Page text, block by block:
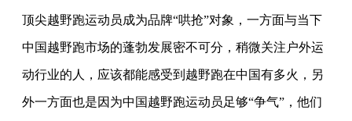
顶尖越野跑运动员成为品牌“哄抢”对象，一方面与当下
中国越野跑市场的蓬勃发展密不可分，稍微关注户外运
动行业的人，应该都能感受到越野跑在中国有多火，另
外一方面也是因为中国越野跑运动员足够“争气”，他们